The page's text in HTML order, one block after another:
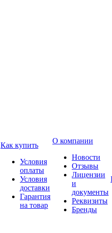
Как купить
Условия
оплаты
Условия
доставки
Гарантия
на товар
О компании
Новости
Отзывы
Лицензии
и
документы
Реквизиты
Бренды